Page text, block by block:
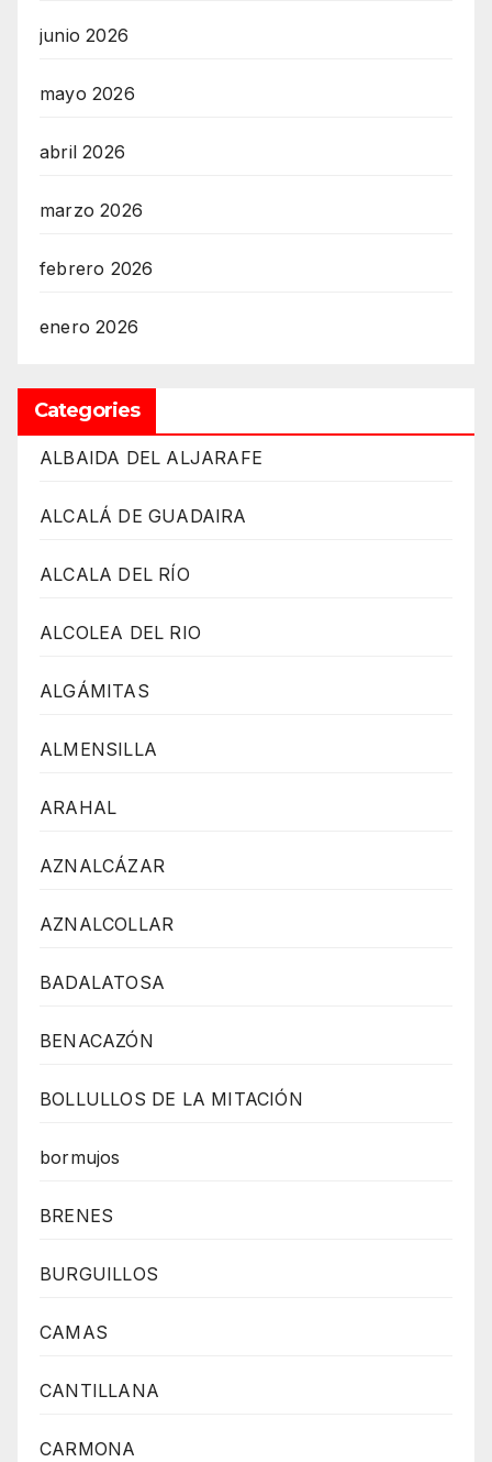
junio 2026
mayo 2026
abril 2026
marzo 2026
febrero 2026
enero 2026
Categories
ALBAIDA DEL ALJARAFE
ALCALÁ DE GUADAIRA
ALCALA DEL RÍO
ALCOLEA DEL RIO
ALGÁMITAS
ALMENSILLA
ARAHAL
AZNALCÁZAR
AZNALCOLLAR
BADALATOSA
BENACAZÓN
BOLLULLOS DE LA MITACIÓN
bormujos
BRENES
BURGUILLOS
CAMAS
CANTILLANA
CARMONA